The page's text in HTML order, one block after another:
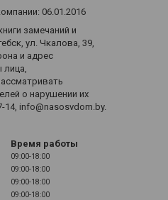
06.01.2016
замечаний и
ул. Чкалова, 39,
и адрес
лица,
о нарушении их
14, info@nasosvdom.by.
Время работы
09:00-18:00
09:00-18:00
09:00-18:00
09:00-18:00